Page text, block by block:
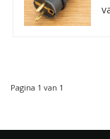
Pagina 1 van 1